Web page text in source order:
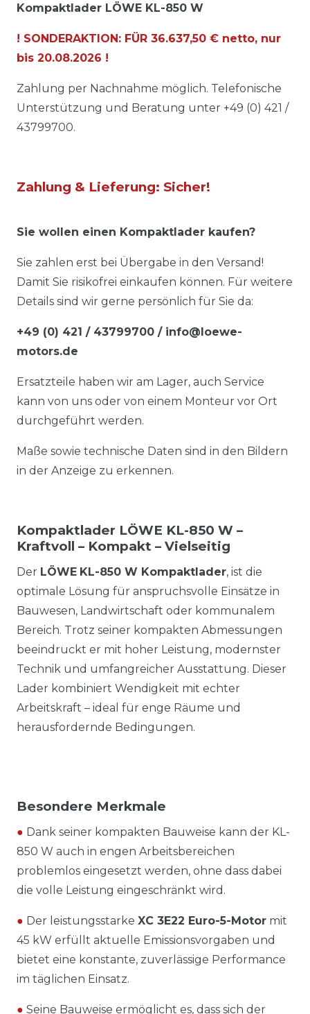
Kompaktlader LÖWE KL-850 W
! SONDERAKTION: FÜR 36.637,50 € netto, nur
bis 20.08.2026 !
Zahlung per Nachnahme möglich. Telefonische
Unterstützung und Beratung unter +49 (0) 421 /
43799700.
Zahlung & Lieferung: Sicher!
Sie wollen einen Kompaktlader kaufen?
Sie zahlen erst bei Übergabe in den Versand!
Damit Sie risikofrei einkaufen können. Für weitere
Details sind wir gerne persönlich für Sie da:
+49 (0) 421 / 43799700 / info@loewe-
motors.de
Ersatzteile haben wir am Lager, auch Service
kann von uns oder von einem Monteur vor Ort
durchgeführt werden.
Maße sowie technische Daten sind in den Bildern
in der Anzeige zu erkennen.
Kompaktlader LÖWE KL-850 W –
Kraftvoll – Kompakt – Vielseitig
Der LÖWE KL-850 W Kompaktlader, ist die
optimale Lösung für anspruchsvolle Einsätze in
Bauwesen, Landwirtschaft oder kommunalem
Bereich. Trotz seiner kompakten Abmessungen
beeindruckt er mit hoher Leistung, modernster
Technik und umfangreicher Ausstattung. Dieser
Lader kombiniert Wendigkeit mit echter
Arbeitskraft – ideal für enge Räume und
herausfordernde Bedingungen.
Besondere Merkmale
● Dank seiner kompakten Bauweise kann der KL-
850 W auch in engen Arbeitsbereichen
problemlos eingesetzt werden, ohne dass dabei
die volle Leistung eingeschränkt wird.
● Der leistungsstarke XC 3E22 Euro-5-Motor mit
45 kW erfüllt aktuelle Emissionsvorgaben und
bietet eine konstante, zuverlässige Performance
im täglichen Einsatz.
● Seine Bauweise ermöglicht es, dass sich der